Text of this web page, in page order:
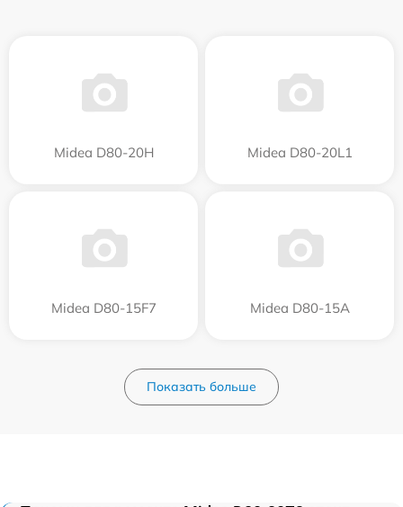
Midea D80-20Н Midea D80-20L1
Midea D80-15F7 Midea D80-15A
Показать больше